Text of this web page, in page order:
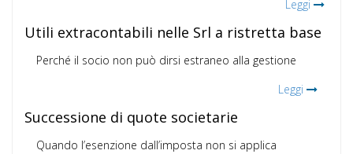
Leggi
Utili extracontabili nelle Srl a ristretta base
Perché il socio non può dirsi estraneo alla gestione
Leggi
Successione di quote societarie
Quando l’esenzione dall’imposta non si applica